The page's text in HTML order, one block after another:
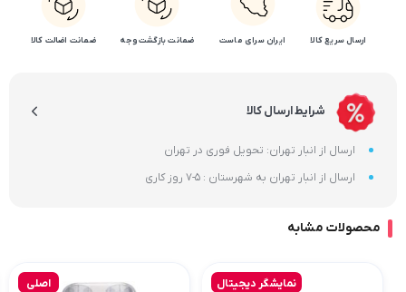
ارسال سریع کالا ایران سرای ماست ضمانت بازگشت وجه ضمانت اضالت کالا
شرایط ارسال کالا
ارسال از انبار تهران: تحویل فوری در تهران
ارسال از انبار تهران به شهرستان : 5-7 روز کاری
محصولات مشابه
نمایشگر دیجیتال اصلی